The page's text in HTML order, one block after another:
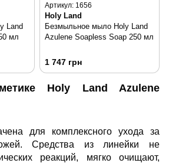
Land
мл
Артикул: 1656
Holy Land
Безмыльное мыло Holy Land
Azulene Soapless Soap 250 мл
1 747 грн
Holy Land Azulene
для комплексного ухода за
Средства из линейки не
реакций, мягко очищают,